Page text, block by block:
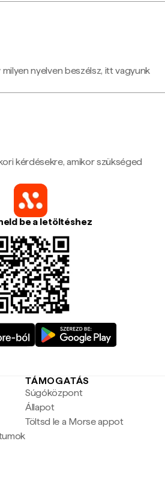
nyelven beszélsz, itt vagyunk
kérdésekre, amikor szükséged
be a letöltéshez
TÁMOGATÁS
Súgóközpont
Állapot
Töltsd le a Morse appot